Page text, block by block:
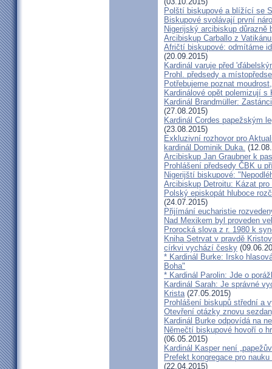
Polští biskupové a blížící se
Biskupové svolávají první
Nigerijský arcibiskup důrazně
Arcibiskup Carballo z
Afričtí biskupové: odmítáme
(20.09.2015)
Kardinál varuje před
Prohl. předsedy a
Potřebujeme poznat
Kardinálové opět polemizují
Kardinál Brandmüller:
(27.08.2015)
Kardinál Cordes papežským
(23.08.2015)
Exkluzivní rozhovor pro
kardinál Dominik Duka.
Arcibiskup Jan Graubner k
Prohlášení předsedy ČBK u
Nigerijští biskupové:
Arcibiskup Detroitu: Kázat
Polský episkopát hluboce
(24.07.2015)
Přijímání eucharistie
Nad Mexikem byl proveden
Prorocká slova z r. 1980 k
Kniha Setrvat v pravdě
církvi vychází česky
* Kardinál Burke: Irsko
Boha"
* Kardinál Parolin: Jde o
Kardinál Sarah: Je správné
Krista(27.05.2015)
Prohlášení biskupů střední a
Otevření otázky znovu
Kardinál Burke odpovídá na
Němečtí biskupové hovoří o
(06.05.2015)
Kardinál Kasper není
Prefekt kongregace pro
(22.04.2015)